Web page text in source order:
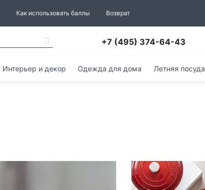
Как использовать баллы Возврат
+7 (495) 374-64-43
Интерьер и декор Одежда для дома Летняя посуда